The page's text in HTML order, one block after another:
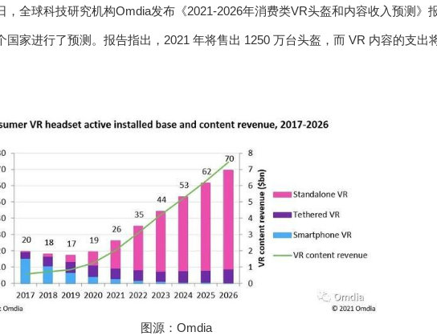
，全球科技研究机构Omdia发布《2021-2026年消费类VR头盔和内容收入预测》
国家进行了预测。报告指出，2021 年将售出 1250 万台头盔，而 VR 内容的支出
图源：Omdia